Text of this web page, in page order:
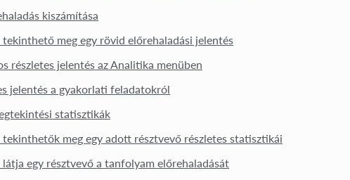
kiszámítása
tekinthető meg egy rövid előrehaladási jelentés
részletes jelentés az Analitika menüben
jelentés a gyakorlati feladatokról
statisztikák
tekinthetők meg egy adott résztvevő részletes statisztikái
látja egy résztvevő a tanfolyam előrehaladását